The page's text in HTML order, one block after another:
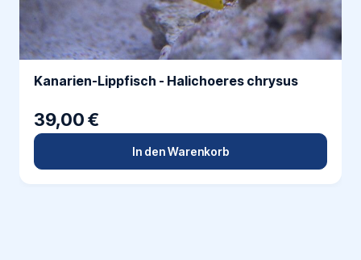
Kanarien-Lippfisch - Halichoeres chrysus
39,00 €
In den Warenkorb